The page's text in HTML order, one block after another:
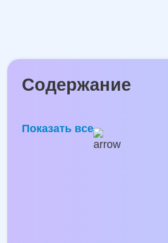
Содержание
Показать все